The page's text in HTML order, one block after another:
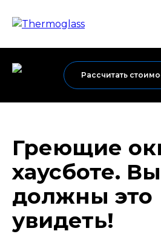
Рассчитать
Греющие
хаусботе. Вы
должны это
увидеть!